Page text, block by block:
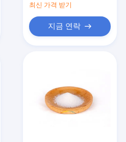
최신 가격 받기
지금 연락